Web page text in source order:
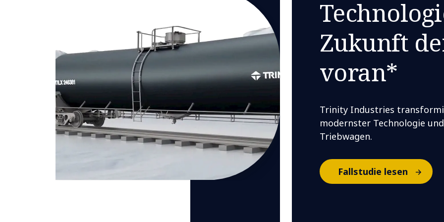
Zukunft
voran*
Trinity Industries
modernster Technologie
Triebwagen.
Fallstudie lesen